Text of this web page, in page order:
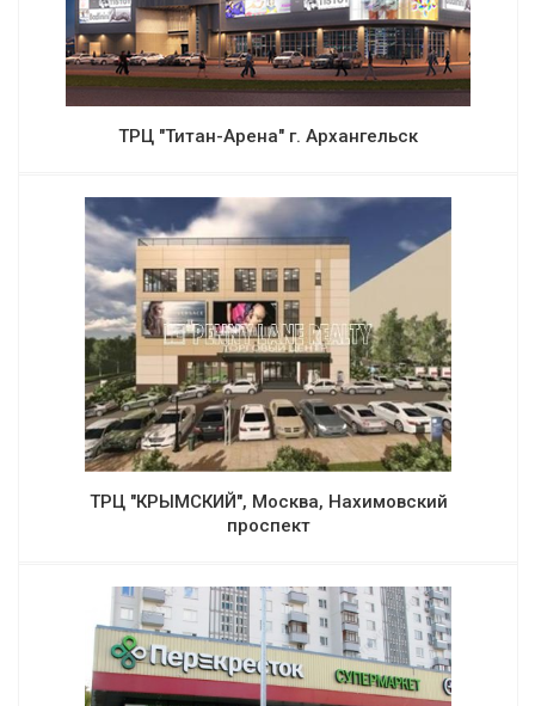
ТРЦ "Титан-Арена" г. Архангельск
ТРЦ "КРЫМСКИЙ", Москва, Нахимовский
проспект